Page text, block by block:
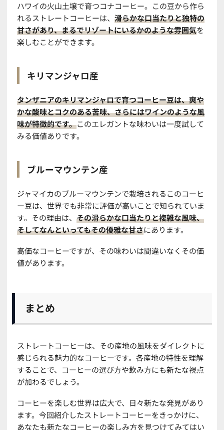
ハワイの火山土壌で育つコナコーヒー。この豆から作ら
れるストレートコーヒーは、 滑らかな口当たりと独特の
甘さがあり、まるでリゾートにいるかのような雰囲気を
楽しむことができます。
キリマンジャロ産
タンザニアのキリマンジャロで育つコーヒー豆は、爽や
かな酸味とコクのある苦味、さらにはワインのような風
味が特徴的です。このエレガントな味わいは一度試して
みる価値ありです。
ブルーマウンテン産
ジャマイカのブルーマウンテンで栽培されるこのコーヒ
ー豆は、世界でも非常に評価が高いことで知られていま
す。その理由は、 その滑らかな口当たりと複雑な風味、
そしてなんといってもその優雅な甘さにあります。
高価なコーヒーですが、その味わいは間違いなくその価
値があります。
まとめ
ストレートコーヒーは、その産地の風味をダイレクトに
感じられる魅力的なコーヒーです。各産地の特性を理解
することで、コーヒーの選び方や飲み方にも新たな視点
が加わるでしょう。
コーヒーを楽しむ世界は広大で、日々新たな発見があり
ます。今回紹介したストレートコーヒーをきっかけに、
あなたも新たなコーヒーの楽しみ方を見つけてみてはい